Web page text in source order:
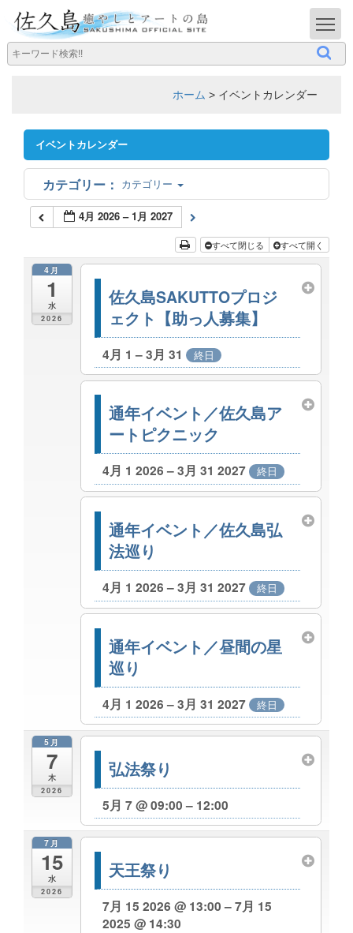
ホーム > イベントカレンダー
イベントカレンダー
カテゴリー
4月 2026 – 1月 2027
すべて閉じる すべて開く
4月
1
水
2026
佐久島SAKUTTOプロジ
ェクト【助っ人募集】
4月 1 – 3月 31 終日
通年イベント／佐久島ア
ートピクニック
4月 1 2026 – 3月 31 2027 終日
通年イベント／佐久島弘
法巡り
4月 1 2026 – 3月 31 2027 終日
通年イベント／昼間の星
巡り
4月 1 2026 – 3月 31 2027 終日
5月
7
木
2026
弘法祭り
5月 7 @ 09:00 – 12:00
7月
15
水
2026
天王祭り
7月 15 2026 @ 13:00 – 7月 15
2025 @ 14:30